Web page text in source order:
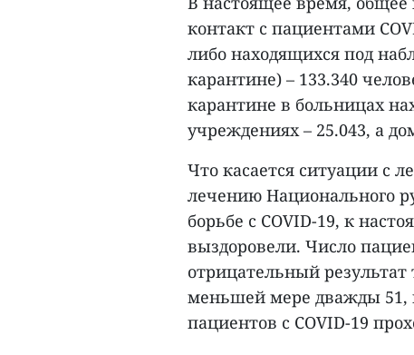
контакт с пациентами
либо находящихся под
карантине) – 133.340
карантине в больницах
учреждениях – 25.043, а
Что касается ситуации с
лечению Национального
борьбе с COVID-19, к
выздоровели. Число
отрицательный результат
меньшей мере дважды 51,
пациентов с COVID-19